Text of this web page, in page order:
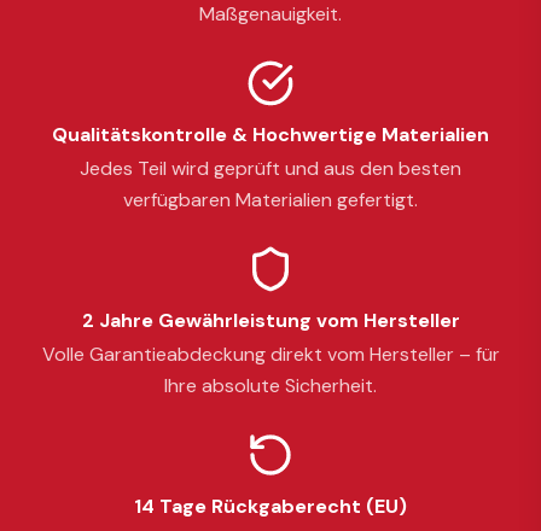
Maßgenauigkeit.
Qualitätskontrolle & Hochwertige Materialien
Jedes Teil wird geprüft und aus den besten
verfügbaren Materialien gefertigt.
2 Jahre Gewährleistung vom Hersteller
Volle Garantieabdeckung direkt vom Hersteller – für
Ihre absolute Sicherheit.
14 Tage Rückgaberecht (EU)